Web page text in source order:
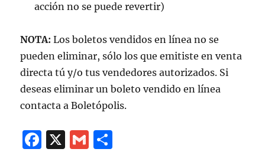
acción no se puede revertir)
NOTA: Los boletos vendidos en línea no se
pueden eliminar, sólo los que emitiste en venta
directa tú y/o tus vendedores autorizados. Si
deseas eliminar un boleto vendido en línea
contacta a Boletópolis.
F
X
G